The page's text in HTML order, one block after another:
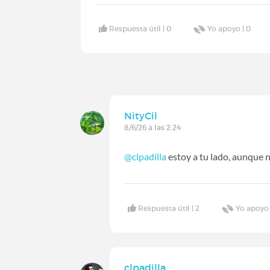
Respuesta útil |0 Yo apoyo |0
NityCil
8/6/26 a las 2:24
@clpadillaestoy a tu lado, aunque
Respuesta útil |2 Yo
clpadilla